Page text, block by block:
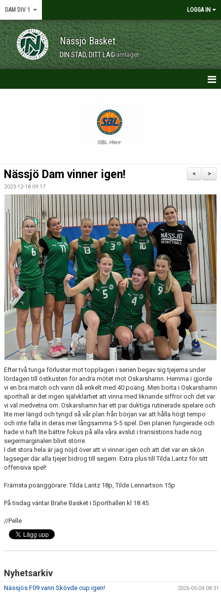
DAM DIV 1 LOGGA IN
Nässjö Basket
DIN STAD, DITT LAGDamlaget
MATCHER
TRUPPEN
FÖRSÄLJNING
>
<
Nässjö Dam vinner igen!
2023-12-18 09:17
Efter två tunga förluster mot topplagen i serien begav sig tjejerna under
lördagen till östkusten för andra mötet mot Oskarshamn. Hemma i gjorde
vi en bra match och vann då enkelt med 40 poäng. Men borta i Oskarshamn
sporthall är det ingen självklarhet att vinna med liknande siffror och det var
vi väl medvetna om. Oskarshamn har ett par duktiga rutinerade spelare och
lite mer längd och tyngd så vår plan från början var att hålla högt tempo
och inte falla in deras mer långsamma 5-5 spel. Den planen fungerade och
hade vi haft lite bättre fokus på alla våra avslut i transistions hade nog
segermarginalen blivit större.
I det stora hela är jag nöjd över att vi vinner igen och att det var en skön
lagseger där alla tjejer bidrog till segern. Extra plus till Tilda Lantz för sitt
offensiva spel!
Främsta poänggörare: Tilda Lantz 18p, Tilde Lennartson 15p
På tisdag väntar Brahe Basket i Sporthallen kl 18:45.
//Pelle
Nyhetsarkiv
Nässjös F09 vann Skövde cup igen! 2026-05-04 08:31